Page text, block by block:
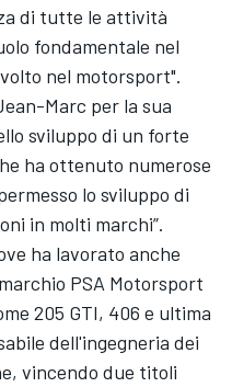
di tutte le attività
fondamentale nel
nel motorsport".
Marc per la sua
sviluppo di un forte
ha ottenuto numerose
lo sviluppo di
in molti marchi”.
ha lavorato anche
PSA Motorsport
205 GTI, 406 e ultima
dell'ingegneria dei
vincendo due titoli